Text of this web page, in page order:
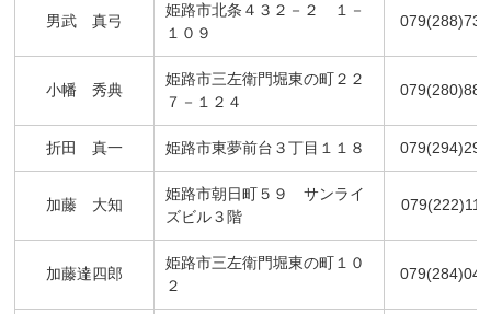
男武 真弓
姫路市北条４３２－２ １－
１０９
小幡 秀典
姫路市三左衛門堀東の町２２
７－１２４
折田 真一 姫路市東夢前台３丁目１１８
加藤 大知
姫路市朝日町５９ サンライ
ズビル３階
加藤達四郎
姫路市三左衛門堀東の町１０
２